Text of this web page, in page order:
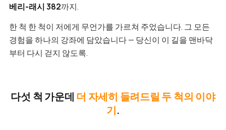
베리-래시 382까지.
한 척 한 척이 저에게 무언가를 가르쳐 주었습니다. 그 모든
경험을 하나의 강좌에 담았습니다 — 당신이 이 길을 맨바닥
부터 다시 걷지 않도록.
다섯 척 가운데 더 자세히 들려드릴 두 척의 이야
기.